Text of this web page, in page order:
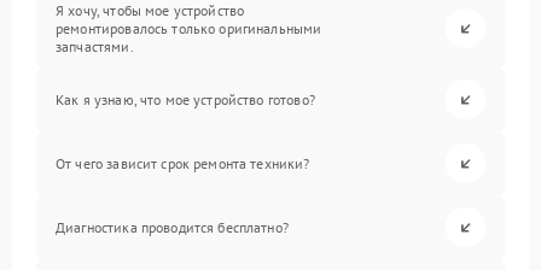
Я хочу, чтобы мое устройство
ремонтировалось только оригинальными
запчастями.
Как я узнаю, что мое устройство готово?
От чего зависит срок ремонта техники?
Диагностика проводится бесплатно?